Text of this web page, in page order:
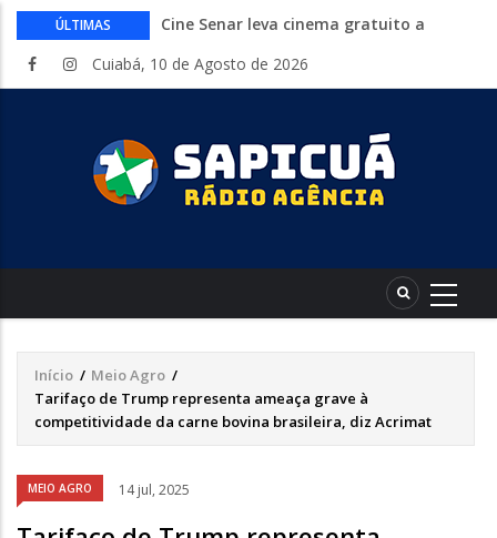
ÚLTIMAS
Cine Senar leva cinema gratuito a
agosto
Curso gratuito da Embrapa ensina a
montar hortas do plantio ao cultivo.
Inscrições abertas
HCanMT. Ministério da Saúde habilita
pacientes do SUS
Cuiabá, 10 de Agosto de 2026
Trilha
de
Início / Meio Agro /
Tarifaço de Trump representa ameaça grave à
competitividade da carne bovina brasileira, diz Acrimat
MEIO AGRO 14 jul, 2025
Áudio